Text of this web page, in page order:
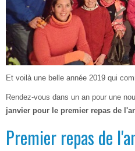
Et voilà une belle année 2019 qui
Rendez-vous dans un an pour une
janvier pour le premier repas de
Premier repas de